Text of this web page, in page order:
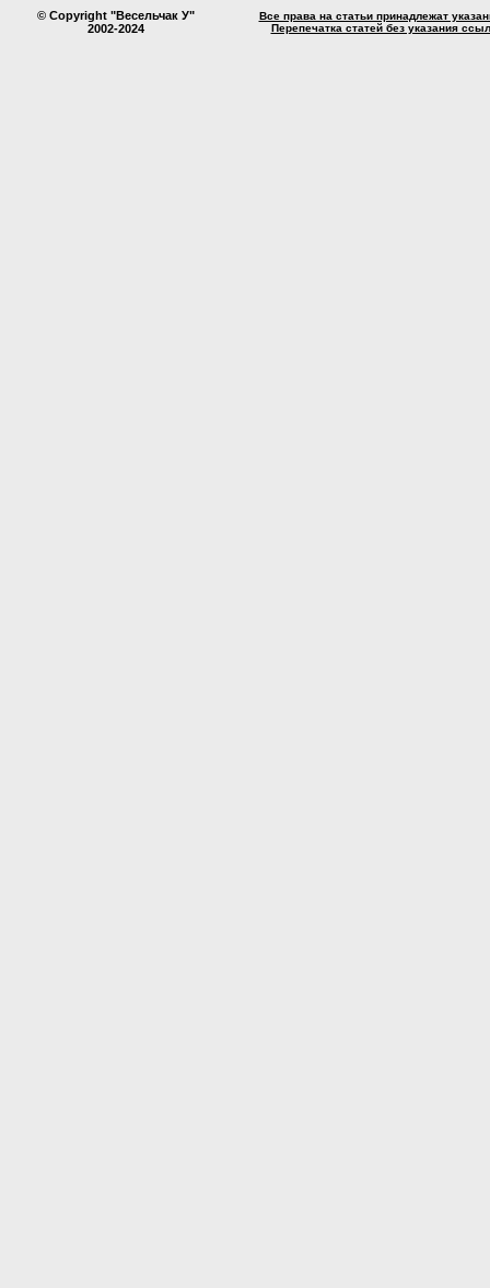
© Copyright "Весельчак У"
2002-2024
Все права на статьи принадлежат
Перепечатка статей без указания